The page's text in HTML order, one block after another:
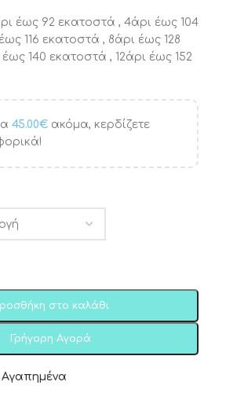
έως 92 εκατοστά , 4άρι έως 104
116 εκατοστά , 8άρι έως 128
140 εκατοστά , 12άρι έως 152
45.00€ ακόμα, κερδίζετε
στο καλάθι
Γρήγορη Αγορά